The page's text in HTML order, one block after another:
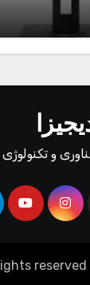
و
reserved